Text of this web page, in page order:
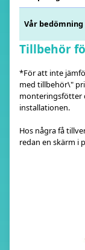
Vår bedömning
Tillbehör
*För att inte
med tillbehör\"
monteringsfötter
installationen.
Hos några få
redan en skärm i